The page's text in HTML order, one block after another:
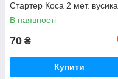
Стартер Коса 2 мет. вусика
В наявності
70 ₴
Купити